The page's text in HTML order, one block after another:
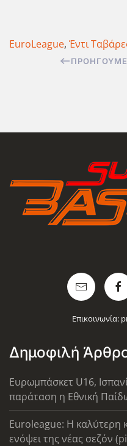
EuroLeague, Έντι
Επικοινωνία:
Δημοφιλή
Ευρωμπάσκετ U16,
παράταση η Εθνική
Euroleague: Η καλύτερη
ενόψει της νέας σεζόν